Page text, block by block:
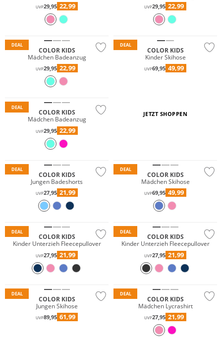
UVP29,95 22,99 UVP29,95 22,99
DEAL
COLOR KIDS
Mädchen Badeanzug
UVP29,95 22,99
DEAL
COLOR KIDS
Kinder Skihose
UVP69,95 49,99
DEAL
COLOR KIDS
Mädchen Badeanzug
UVP29,95 22,99
JETZT SHOPPEN
DEAL
COLOR KIDS
Jungen Badeshorts
UVP27,95 21,99
DEAL
COLOR KIDS
Mädchen Skihose
UVP69,95 49,99
DEAL
COLOR KIDS
Kinder Unterzieh Fleecepullover
UVP27,95 21,99
DEAL
COLOR KIDS
Kinder Unterzieh Fleecepullover
UVP27,95 21,99
DEAL
COLOR KIDS
Jungen Skihose
UVP89,95 61,99
DEAL
COLOR KIDS
Mädchen Lycrashirt
UVP27,95 21,99